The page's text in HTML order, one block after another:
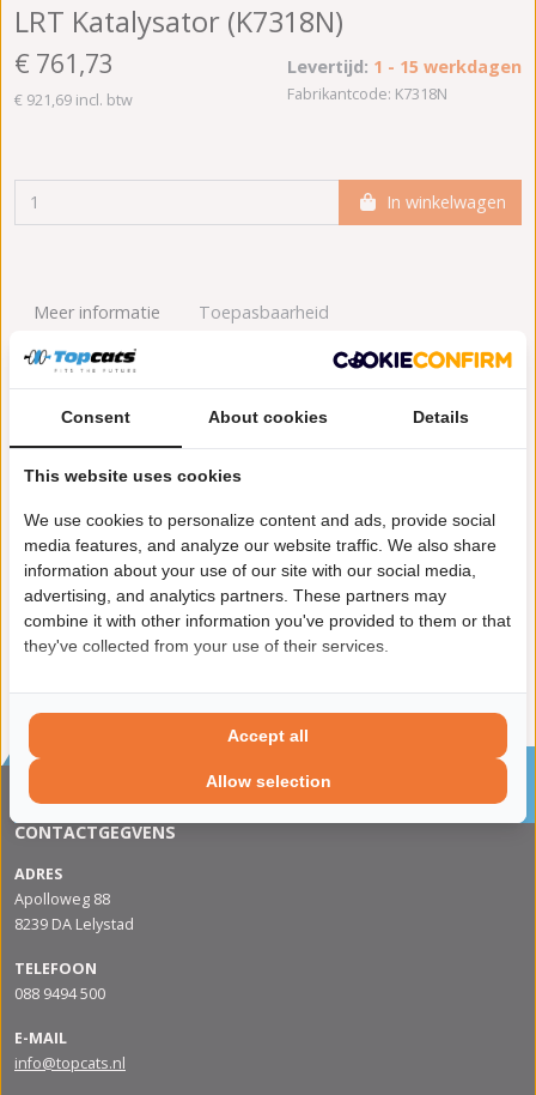
LRT Katalysator (K7318N)
€ 761,73
€ 921,69 incl. btw
Levertijd: 1 - 15 werkdagen
Fabrikantcode: K7318N
In winkelwagen
Meer informatie Toepasbaarheid
Origineel nummers
Aanvullende artikelen / Aanvullende info 2:
Conform EG/ECE:
Uitvoering:voor voertuigen met OBD
Emissienorm:
Euro 5
Inbouwplaats:Achter
Sinds 2002 de specialist in katalysatoren en
roetfilters
CONTACTGEGVENS
ADRES
Apolloweg 88
8239 DA Lelystad
TELEFOON
088 9494 500
E-MAIL
info@topcats.nl
Consent About cookies Details
This website uses cookies
We use cookies to personalize content and ads, provide social
media features, and analyze our website traffic. We also share
information about your use of our site with our social media,
advertising, and analytics partners. These partners may
combine it with other information you've provided to them or that
they've collected from your use of their services.
Allow selection
Accept all